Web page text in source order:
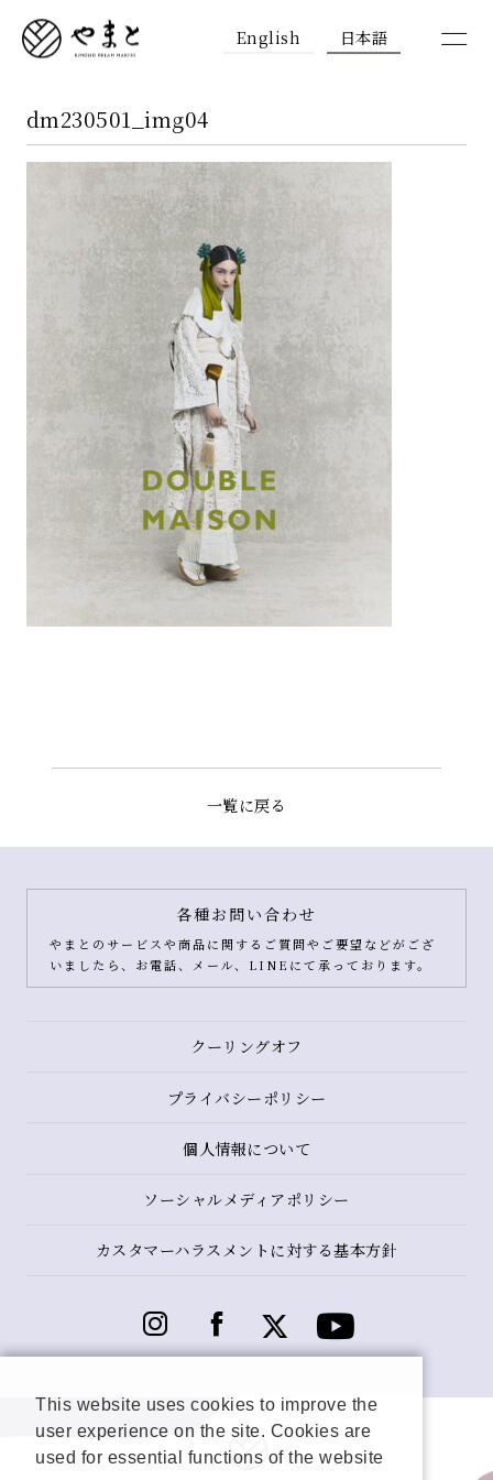
English 日本語
dm230501_img04
一覧に戻る
各種お問い合わせ
やまとのサービスや商品に関するご質問やご要望などがござ
いましたら、お電話、メール、LINEにて承っております。
クーリングオフ
プライバシーポリシー
個人情報について
ソーシャルメディアポリシー
カスタマーハラスメントに対する基本方針
This website uses cookies to improve the
user experience on the site. Cookies are
used for essential functions of the website